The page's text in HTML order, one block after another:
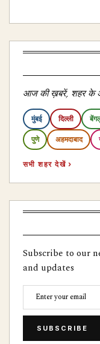
आज की ख़बरें, शहर के
मुंबई दिल्ली
पुणे अहमदाबाद
सभी शहर देखें ›
Subscribe to our
and updates
SUBSCRIBE